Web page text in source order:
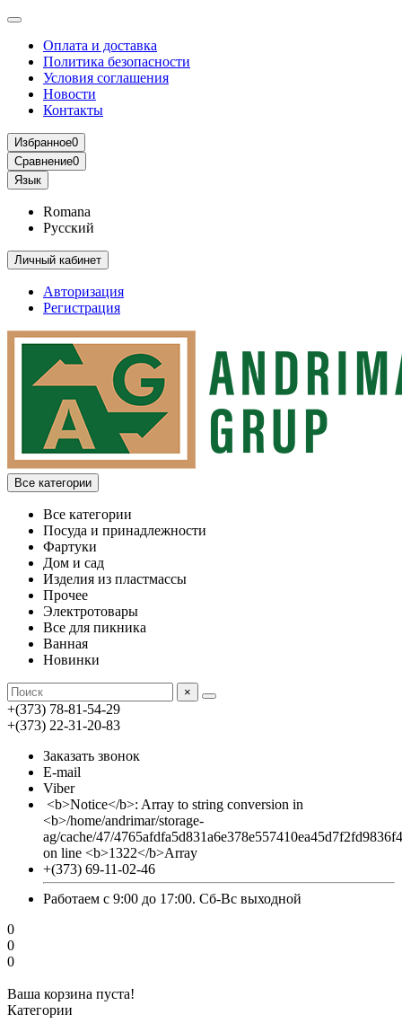
Оплата и доставка
Политика безопасности
Условия соглашения
Новости
Контакты
Избранное0
Сравнение0
Язык
Romana
Русский
Личный кабинет
Авторизация
Регистрация
Все категории
Все категории
Посуда и принадлежности
Фартуки
Дом и сад
Изделия из пластмассы
Прочее
Электротовары
Все для пикника
Ванная
Новинки
×
+(373) 78-81-54-29
+(373) 22-31-20-83
Заказать звонок
E-mail
Viber
<b>Notice</b>: Array to string conversion in
<b>/home/andrimar/storage-
ag/cache/47/
on line <b>1322</b>Array
+(373) 69-11-02-46
Работаем с 9:00 до 17:00. Сб-Вс выходной
0
0
0
Ваша корзина пуста!
Категории